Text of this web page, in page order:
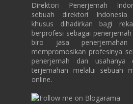
Direktori Penerjemah
sebuah direktori Indonesia
khusus dihadirkan bagi
berprofesi sebagai
biro jasa
mempromosikan profesinya
penerjemah dan usahanya
terjemahan melalui sebuah
online.